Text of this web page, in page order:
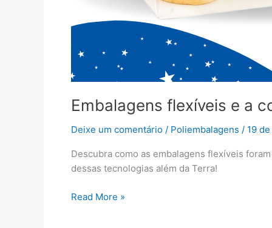
Embalagens flexíveis e a
Deixe um comentário / Poliembalagens / 19
Descubra como as embalagens flexíveis
dessas tecnologias além da Terra!
Read More »